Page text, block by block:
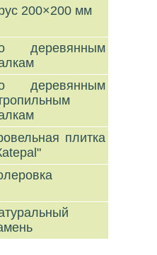
200×200 мм
деревянным
деревянным
плитка